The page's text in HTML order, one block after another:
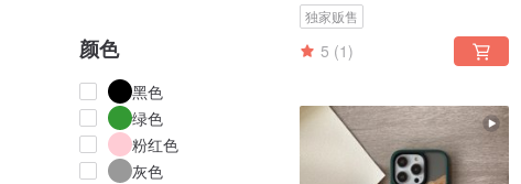
颜色
黑色
绿色
粉红色
灰色
独家贩售
5 (1)